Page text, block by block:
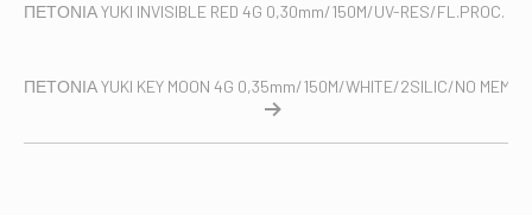
ΠΕΤΟΝΙΑ YUKI INVISIBLE RED 4G 0,30mm/150M/UV-RES/FL.PROC.
ΠΕΤΟΝΙΑ YUKI KEY MOON 4G 0,35mm/150M/WHITE/2SILIC/NO